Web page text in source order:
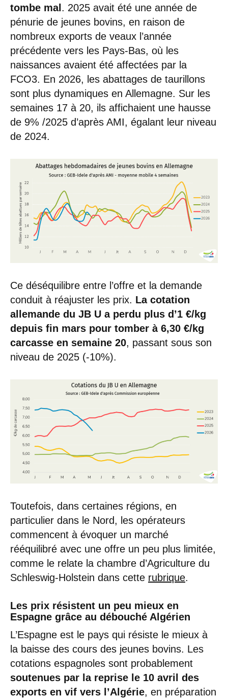
tombe mal . 2025 avait été une année de
pénurie de jeunes bovins, en raison de
nombreux exports de veaux l’année
précédente vers les Pays-Bas, où les
naissances avaient été affectées par la
FCO3. En 2026, les abattages de taurillons
sont plus dynamiques en Allemagne. Sur les
semaines 17 à 20, ils affichaient une hausse
de 9% /2025 d’après AMI, égalant leur niveau
de 2024.
Ce déséquilibre entre l’offre et la demande
conduit à réajuster les prix. La cotation
allemande du JB U a perdu plus d’1 €/kg
depuis fin mars pour tomber à 6,30 €/kg
carcasse en semaine 20, passant sous son
niveau de 2025 (-10%).
Toutefois, dans certaines régions, en
particulier dans le Nord, les opérateurs
commencent à évoquer un marché
rééquilibré avec une offre un peu plus limitée,
comme le relate la chambre d’Agriculture du
Schleswig-Holstein dans cette rubrique.
Les prix résistent un peu mieux en
Espagne grâce au débouché Algérien
L’Espagne est le pays qui résiste le mieux à
la baisse des cours des jeunes bovins. Les
cotations espagnoles sont probablement
soutenues par la reprise le 10 avril des
exports en vif vers l’Algérie, en préparation